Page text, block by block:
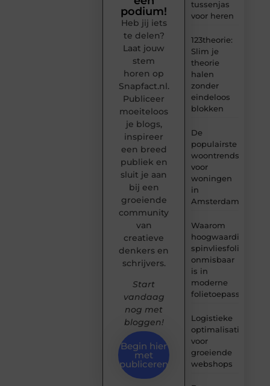
tussenjas
voor heren
123theorie:
Slim je
theorie
halen
zonder
eindeloos
blokken
De
populairste
woontrends
voor
woningen
in
Amsterdam
Waarom
hoogwaardige
spinvliesfolie
onmisbaar
is in
moderne
folietoepassingen
Logistieke
optimalisatie
voor
groeiende
webshops
podium!
Heb jij iets
te delen?
Laat jouw
stem
horen op
Snapfact.nl.
Publiceer
moeiteloos
je blogs,
inspireer
een breed
publiek en
sluit je aan
bij een
groeiende
community
van
creatieve
denkers en
schrijvers.
Start
vandaag
nog met
bloggen!
Begin hier
met
publiceren